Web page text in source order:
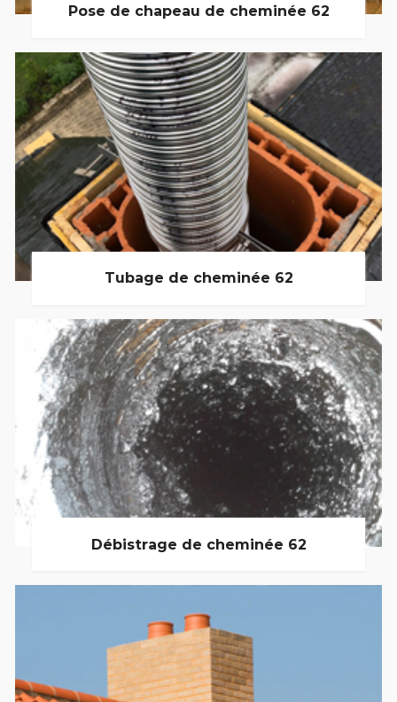
Pose de chapeau de cheminée 62
Tubage de cheminée 62
Débistrage de cheminée 62